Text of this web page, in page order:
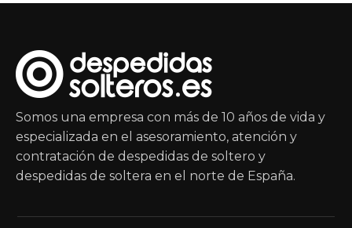
Somos una empresa con más de 10 años de vida y
especializada en el asesoramiento, atención y
contratación de despedidas de soltero y
despedidas de soltera en el norte de España.